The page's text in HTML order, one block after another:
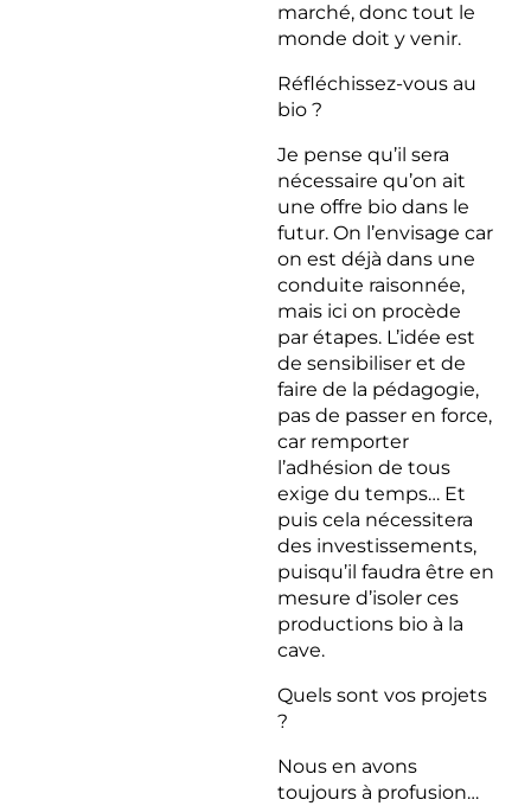
marché, donc tout le
monde doit y venir.
Réfléchissez-vous au
bio ?
Je pense qu’il sera
nécessaire qu’on ait
une offre bio dans le
futur. On l’envisage car
on est déjà dans une
conduite raisonnée,
mais ici on procède
par étapes. L’idée est
de sensibiliser et de
faire de la pédagogie,
pas de passer en force,
car remporter
l’adhésion de tous
exige du temps… Et
puis cela nécessitera
des investissements,
puisqu’il faudra être en
mesure d’isoler ces
productions bio à la
cave.
Quels sont vos projets
?
Nous en avons
toujours à profusion…